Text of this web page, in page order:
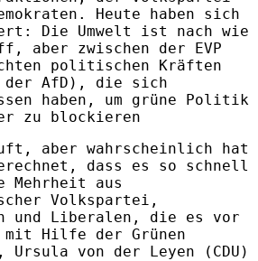
Heute haben sich
Die Umwelt ist nach wie
aber zwischen der EVP
politischen Kräften
AfD), die sich
haben, um grüne Politik
zu blockieren
aber wahrscheinlich hat
dass es so schnell
Mehrheit aus
Volkspartei,
und Liberalen, die es vor
mit Hilfe der Grünen
von der Leyen (CDU)